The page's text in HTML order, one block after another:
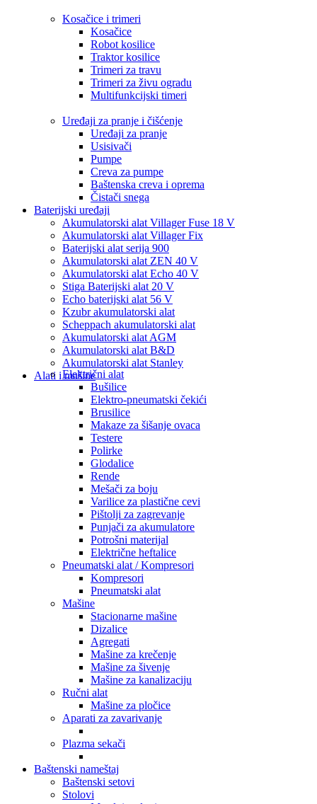
Kosačice i trimeri
Kosačice
Robot kosilice
Traktor kosilice
Trimeri za travu
Trimeri za živu ogradu
Multifunkcijski timeri
Uređaji za pranje i čišćenje
Uređaji za pranje
Usisivači
Pumpe
Creva za pumpe
Baštenska creva i oprema
Čistači snega
Baterijski uređaji
Akumulatorski alat Villager Fuse 18 V
Akumulatorski alat Villager Fix
Baterijski alat serija 900
Akumulatorski alat ZEN 40 V
Akumulatorski alat Echo 40 V
Stiga Baterijski alat 20 V
Echo baterijski alat 56 V
Kzubr akumulatorski alat
Scheppach akumulatorski alat
Akumulatorski alat AGM
Akumulatorski alat B&D
Akumulatorski alat Stanley
Alati i mašine
Električni alat
Bušilice
Elektro-pneumatski čekići
Brusilice
Makaze za šišanje ovaca
Testere
Polirke
Glodalice
Rende
Mešači za boju
Varilice za plastične cevi
Pištolji za zagrevanje
Punjači za akumulatore
Potrošni materijal
Električne heftalice
Pneumatski alat / Kompresori
Kompresori
Pneumatski alat
Mašine
Stacionarne mašine
Dizalice
Agregati
Mašine za krečenje
Mašine za šivenje
Mašine za kanalizaciju
Ručni alat
Mašine za pločice
Aparati za zavarivanje
Plazma sekači
Baštenski nameštaj
Baštenski setovi
Stolovi